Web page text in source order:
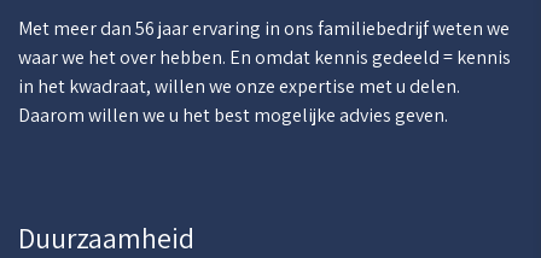
Met meer dan 56 jaar ervaring in ons familiebedrijf weten we
waar we het over hebben. En omdat kennis gedeeld = kennis
in het kwadraat, willen we onze expertise met u delen.
Daarom willen we u het best mogelijke advies geven.
Duurzaamheid